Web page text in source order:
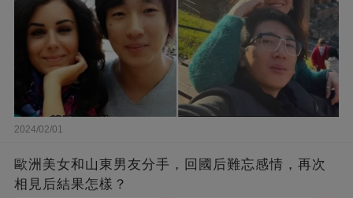
2024/02/01
歐洲美女和山東男友分手，回國后難忘感情，再次
相見后結果怎樣？